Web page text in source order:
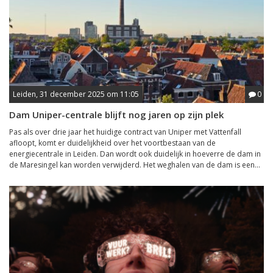
Leiden, 31 december 2025 om 11:05 0
Dam Uniper-centrale blijft nog jaren op zijn plek
Pas als over drie jaar het huidige contract van Uniper met Vattenfall
afloopt, komt er duidelijkheid over het voortbestaan van de
energiecentrale in Leiden. Dan wordt ook duidelijk in hoeverre de dam in
de Maresingel kan worden verwijderd. Het weghalen van de dam is een...